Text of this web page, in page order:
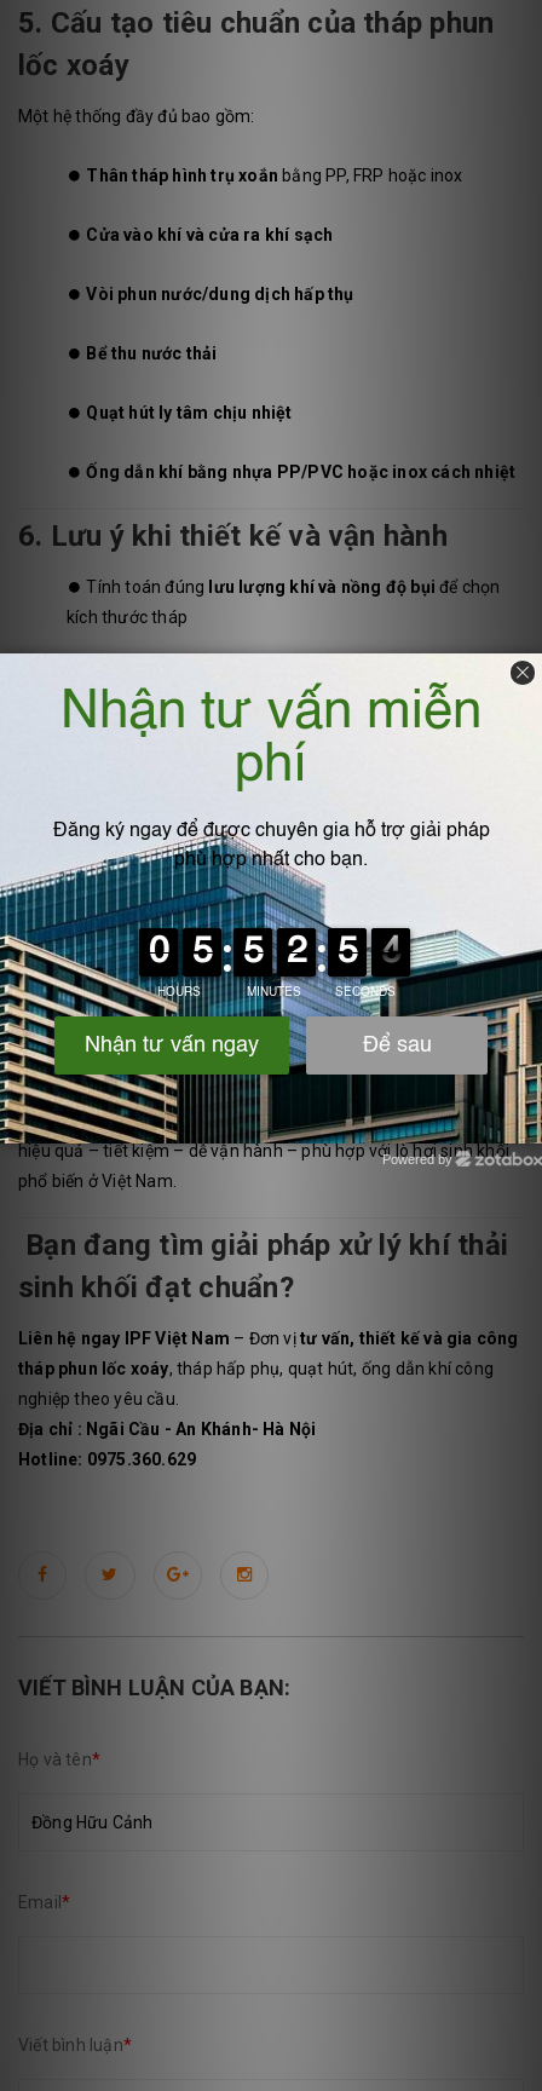
5. Cấu tạo tiêu chuẩn của tháp phun
lốc xoáy
Một hệ thống đầy đủ bao gồm:
⏺️ Thân tháp hình trụ xoắn bằng PP, FRP hoặc inox
⏺️ Cửa vào khí và cửa ra khí sạch
⏺️Vòi phun nước/dung dịch hấp thụ
⏺️ Bể thu nước thải
⏺️ Quạt hút ly tâm chịu nhiệt
⏺️Ống dẫn khí bằng nhựa PP/PVC hoặc inox cách nhiệt
6. Lưu ý khi thiết kế và vận hành
⏺️ Tính toán đúng lưu lượng khí và nồng độ bụi để chọn
kích thước tháp
trung hòa khí SO₂
tháp hấp phụ than hoạt tính
⏺️ Lắp đặtống dẫn kín hơi, cổ bạt mềm
⏺️ Vệ sinh định kỳ vùng thu bụi, vòi phun để đảm bảo hiệu
suất ổn định
7. Kết luận
Khí thải từ đốt sinh khối là nguồn phát thải bụi và khí độc rất lớn,
nếu không xử lý sẽ ảnh hưởng nặng nề đến môi trường và sức
khỏe cộng đồng.Tháp phun lốc xoáychính là giải pháp lý tưởng:
hiệu quả – tiết kiệm – dễ vận hành – phù hợp với lò hơi sinh khối
phổ biến ở Việt Nam.
Bạn đang tìm giải pháp xử lý khí thải
sinh khối đạt chuẩn?
Liên hệ ngay IPF Việt Nam – Đơn vịtư vấn, thiết kế và gia công
tháp phun lốc xoáy, tháp hấp phụ, quạt hút, ống dẫn khí công
nghiệp theo yêu cầu.
Địa chỉ : Ngãi Cầu - An Khánh- Hà Nội
Hotline: 0975.360.629
VIẾT BÌNH LUẬN CỦA BẠN:
Họ và tên*
Email *
Viết bình luận*
Powered by